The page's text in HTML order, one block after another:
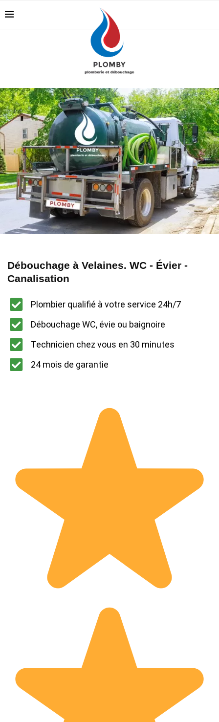
Débouchage à Velaines. WC - Évier -
Canalisation
Plombier qualifié à votre service 24h/7
Débouchage WC, évie ou baignoire
Technicien chez vous en 30 minutes
24 mois de garantie